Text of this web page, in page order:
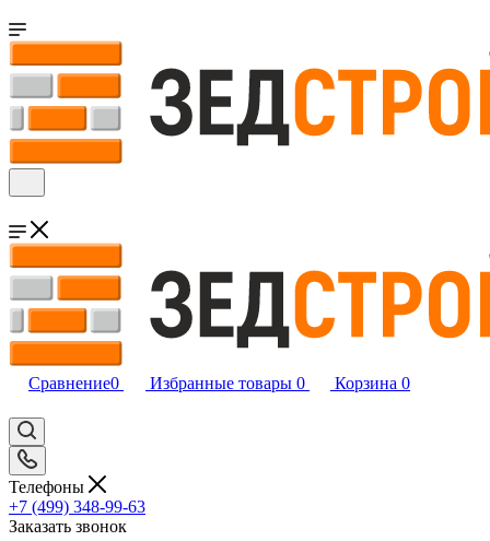
Сравнение0 Избранные товары 0 Корзина 0
Телефоны
+7 (499) 348-99-63
Заказать звонок